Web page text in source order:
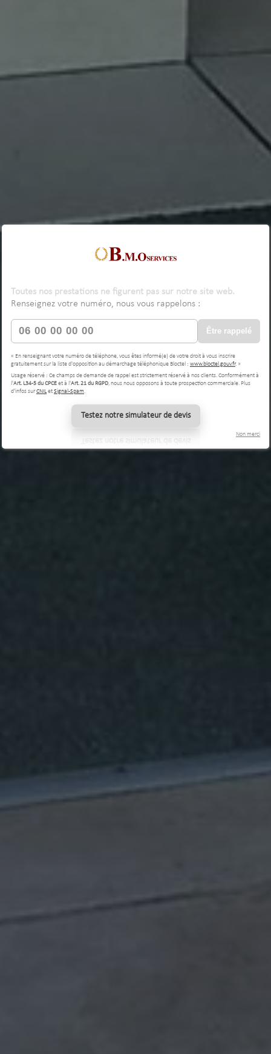
Toutes nos prestations ne figurent pas sur notre site web.
Renseignez votre numéro, nous vous rappelons :
Être rappelé
« En renseignant votre numéro de téléphone, vous êtes informé(e) de votre droit à vous inscrire
gratuitement sur la liste d'opposition au démarchage téléphonique Bloctel : www.bloctel.gouv.fr. »
Usage réservé : Ce champs de demande de rappel est strictement réservé à nos clients. Conformément à
l'Art. L34-5 du CPCEet à l'Art. 21 du RGPD, nous nous opposons à toute prospection commerciale. Plus
d'infos surCNILetSignal-Spam.
Testez notre simulateur de devis
Non merci